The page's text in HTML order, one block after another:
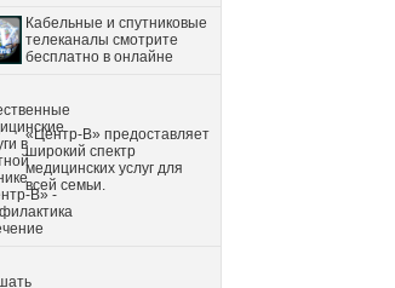
Кабельные и спутниковые
телеканалы смотрите
бесплатно в онлайне
«Центр-В» предоставляет
широкий спектр
медицинских услуг для
всей семьи.